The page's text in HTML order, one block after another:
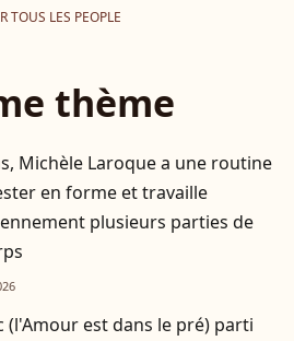
TOUS LES PEOPLE
thème
Michèle Laroque a une routine
en forme et travaille
plusieurs parties de
(l'Amour est dans le pré) parti